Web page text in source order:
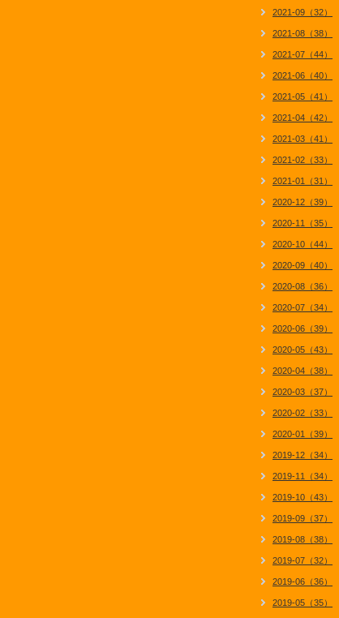
2021-09（32）
2021-08（38）
2021-07（44）
2021-06（40）
2021-05（41）
2021-04（42）
2021-03（41）
2021-02（33）
2021-01（31）
2020-12（39）
2020-11（35）
2020-10（44）
2020-09（40）
2020-08（36）
2020-07（34）
2020-06（39）
2020-05（43）
2020-04（38）
2020-03（37）
2020-02（33）
2020-01（39）
2019-12（34）
2019-11（34）
2019-10（43）
2019-09（37）
2019-08（38）
2019-07（32）
2019-06（36）
2019-05（35）